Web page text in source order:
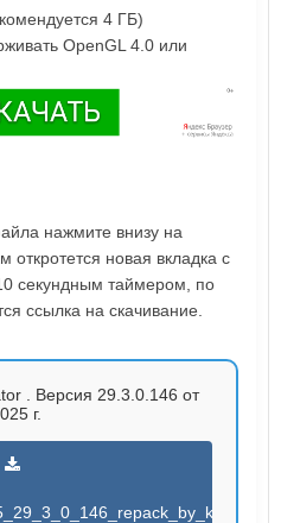
4 ГБ)
OpenGL 4.0 или
нажмите внизу на
откротется новая вкладка с
секундным таймером, по
ссылка на скачивание.
. Версия 29.3.0.146 от
г.